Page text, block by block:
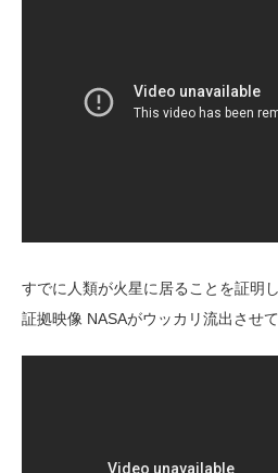
すでに人類が火星に居ることを証明
証拠映像 NASAがウッカリ流出させ